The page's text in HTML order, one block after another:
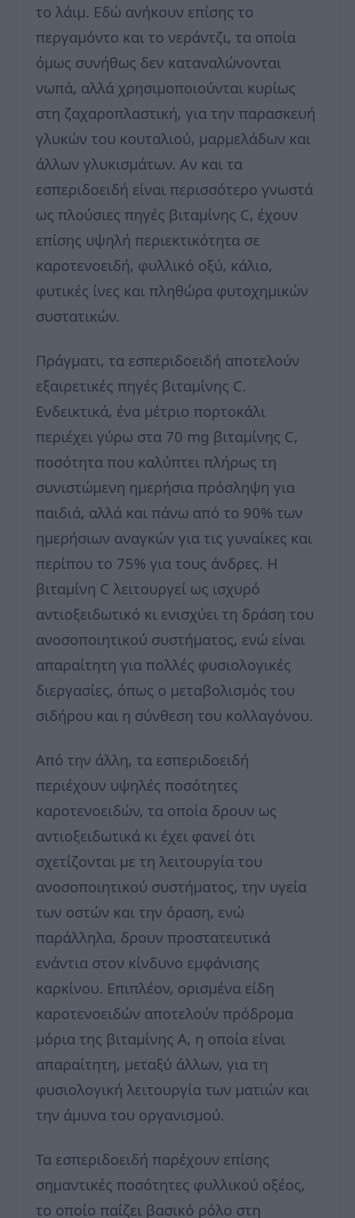
το λάιμ. Εδώ ανήκουν επίσης το
περγαμόντο και το νεράντζι, τα οποία
όμως συνήθως δεν καταναλώνονται
νωπά, αλλά χρησιμοποιούνται κυρίως
στη ζαχαροπλαστική, για την παρασκευή
γλυκών του κουταλιού, μαρμελάδων και
άλλων γλυκισμάτων. Αν και τα
εσπεριδοειδή είναι περισσότερο γνωστά
ως πλούσιες πηγές βιταμίνης C, έχουν
επίσης υψηλή περιεκτικότητα σε
καροτενοειδή, φυλλικό οξύ, κάλιο,
φυτικές ίνες και πληθώρα φυτοχημικών
συστατικών.
Πράγματι, τα εσπεριδοειδή αποτελούν
εξαιρετικές πηγές βιταμίνης C.
Ενδεικτικά, ένα μέτριο πορτοκάλι
περιέχει γύρω στα 70 mg βιταμίνης C,
ποσότητα που καλύπτει πλήρως τη
συνιστώμενη ημερήσια πρόσληψη για
παιδιά, αλλά και πάνω από το 90% των
ημερήσιων αναγκών για τις γυναίκες και
περίπου το 75% για τους άνδρες. Η
βιταμίνη C λειτουργεί ως ισχυρό
αντιοξειδωτικό κι ενισχύει τη δράση του
ανοσοποιητικού συστήματος, ενώ είναι
απαραίτητη για πολλές φυσιολογικές
διεργασίες, όπως ο μεταβολισμός του
σιδήρου και η σύνθεση του κολλαγόνου.
Από την άλλη, τα εσπεριδοειδή
περιέχουν υψηλές ποσότητες
καροτενοειδών, τα οποία δρουν ως
αντιοξειδωτικά κι έχει φανεί ότι
σχετίζονται με τη λειτουργία του
ανοσοποιητικού συστήματος, την υγεία
των οστών και την όραση, ενώ
παράλληλα, δρουν προστατευτικά
ενάντια στον κίνδυνο εμφάνισης
καρκίνου. Επιπλέον, ορισμένα είδη
καροτενοειδών αποτελούν πρόδρομα
μόρια της βιταμίνης Α, η οποία είναι
απαραίτητη, μεταξύ άλλων, για τη
φυσιολογική λειτουργία των ματιών και
την άμυνα του οργανισμού.
Τα εσπεριδοειδή παρέχουν επίσης
σημαντικές ποσότητες φυλλικού οξέος,
το οποίο παίζει βασικό ρόλο στη